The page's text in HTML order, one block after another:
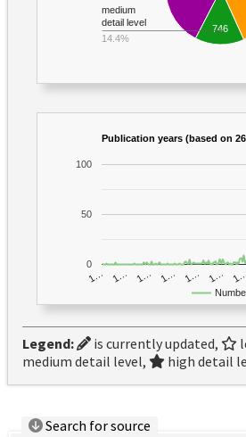
746
medium
detail level
14.4%
Publication years (based on
1… 1… 1… 1… 1… 1… 1…
0
50
100
Legend: is currently updated,
medium detail level,
high detail
Search for source